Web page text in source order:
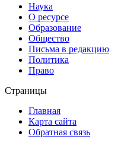
Наука
О ресурсе
Образование
Общество
Письма в редакцию
Политика
Право
Страницы
Главная
Карта сайта
Обратная связь